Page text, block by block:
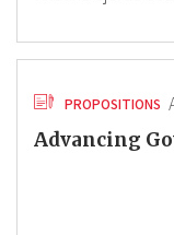
PROPOSITIONS
Advancing